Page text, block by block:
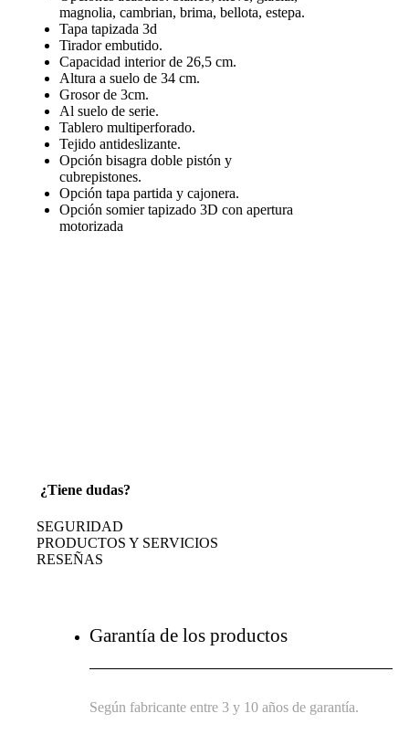
magnolia, cambrian, brima, bellota, estepa.
Tapa tapizada 3d
Tirador embutido.
Capacidad interior de 26,5 cm.
Altura a suelo de 34 cm.
Grosor de 3cm.
Al suelo de serie.
Tablero multiperforado.
Tejido antideslizante.
Opción bisagra doble pistón y
cubrepistones.
Opción tapa partida y cajonera.
Opción somier tapizado 3D con apertura
motorizada
¿Tiene dudas?
SEGURIDAD
PRODUCTOS Y SERVICIOS
RESEÑAS
Garantía de los productos
Según fabricante entre 3 y 10 años de garantía.